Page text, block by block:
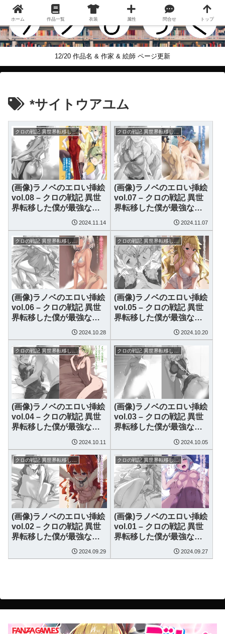
12/20 作品名 & 作家 & 絵師 ページ更新
*サイトウアユム
クロの戦記 異世界転移した僕が最強なのはベッドの上だけのようです
(画像)ラノベのエロい挿絵
vol.08 – クロの戦記 異世
界転移した僕が最強なの
はベッドの上だけのよう
2024.11.14
クロの戦記 異世界転移した僕が最強なのはベッドの上だけのようです
(画像)ラノベのエロい挿絵
vol.07 – クロの戦記 異世
界転移した僕が最強なの
はベッドの上だけのよう
2024.11.07
クロの戦記 異世界転移した僕が最強なのはベッドの上だけのようです
(画像)ラノベのエロい挿絵
vol.06 – クロの戦記 異世
界転移した僕が最強なの
はベッドの上だけのよう
です
2024.10.28
クロの戦記 異世界転移した僕が最強なのはベッドの上だけのようです
(画像)ラノベのエロい挿絵
vol.05 – クロの戦記 異世
界転移した僕が最強なの
はベッドの上だけのよう
です
2024.10.20
(画像)ラノベのエロい挿絵
vol.04 – クロの戦記 異世
界転移した僕が最強なの
2024.10.11
(画像)ラノベのエロい挿絵
vol.03 – クロの戦記 異世
界転移した僕が最強なの
2024.10.05
クロの戦記 異世界転移した僕が最強なのはベッドの上だけのようです
(画像)ラノベのエロい挿絵
vol.02 – クロの戦記 異世
界転移した僕が最強なの
はベッドの上だけのよう
です
2024.09.29
クロの戦記 異世界転移した僕が最強なのはベッドの上だけのようです
(画像)ラノベのエロい挿絵
vol.01 – クロの戦記 異世
界転移した僕が最強なの
はベッドの上だけのよう
です
2024.09.27
ホーム 作品一覧 衣装 属性 問合せ トップ